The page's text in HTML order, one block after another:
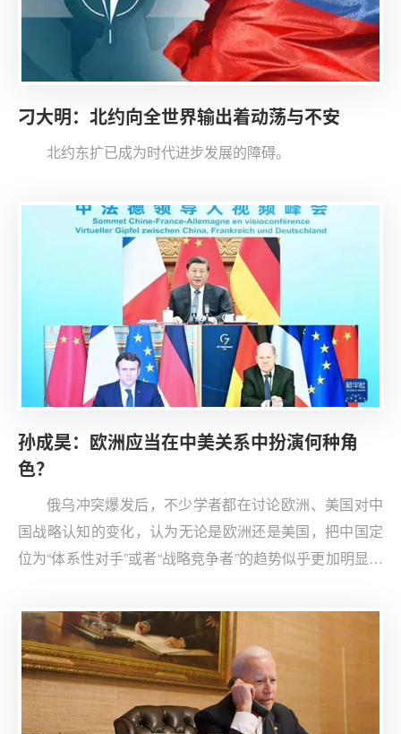
刁大明：北约向全世界输出着动荡与不安
北约东扩已成为时代进步发展的障碍。
孙成昊：欧洲应当在中美关系中扮演何种角
色？
俄乌冲突爆发后，不少学者都在讨论欧洲、美国对中
国战略认知的变化，认为无论是欧洲还是美国，把中国定
位为“体系性对手”或者“战略竞争者”的趋势似乎更加明显。
危机出现后，中国对欧认知有没有变化呢？